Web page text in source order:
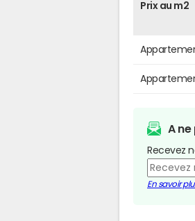
Prix au m2
A
Recevez
En savoir